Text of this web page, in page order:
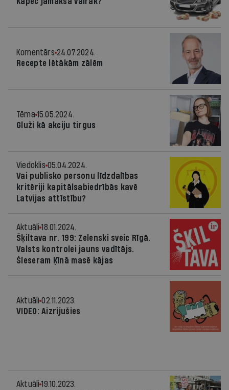
Komentārs 24.07.2024.
Recepte lētākām zālēm
Tēma 15.05.2024.
Gluži kā akciju tirgus
Viedoklis 05.04.2024.
Vai publisko personu līdzdalības
kritēriji kapitālsabiedrībās kavē
Latvijas attīstību?
Aktuāli 18.01.2024.
Šķiltava nr. 199: Zelenski sveic Rīgā.
Valsts kontrolei jauns vadītājs.
Šleseram Ķīnā masē kājas
Aktuāli 02.11.2023.
VIDEO: Aizrijušies
Aktuāli 19.10.2023.